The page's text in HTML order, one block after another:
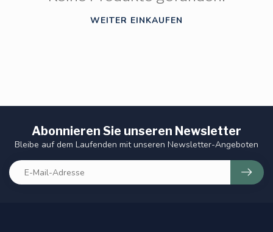
WEITER EINKAUFEN
Abonnieren Sie unseren Newsletter
Bleibe auf dem Laufenden mit unseren Newsletter-Angeboten